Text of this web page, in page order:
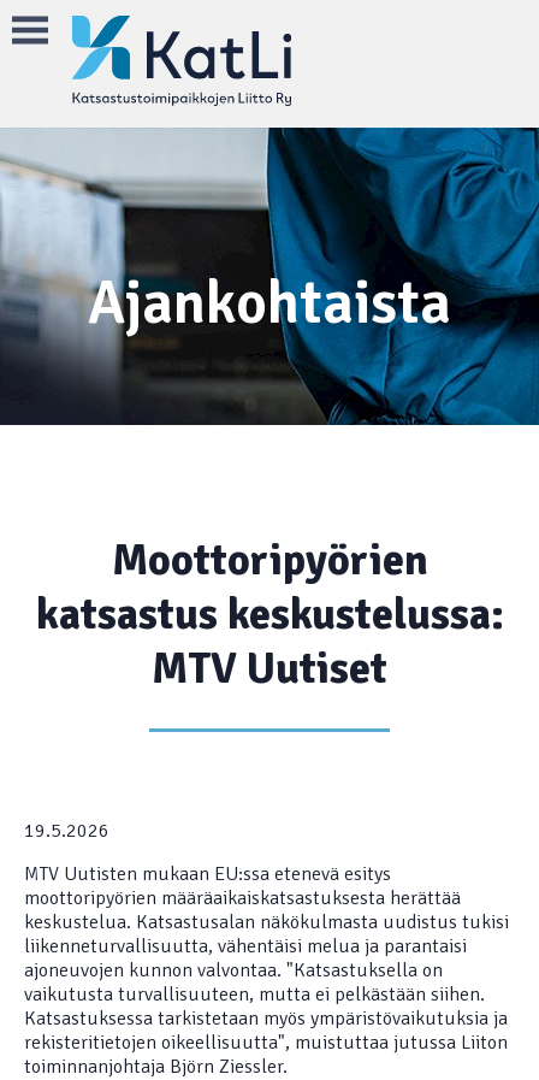
Ajankohtaista
Moottoripyörien
katsastus keskustelussa:
MTV Uutiset
19.5.2026
MTV Uutisten mukaan EU:ssa etenevä esitys
moottoripyörien määräaikaiskatsastuksesta herättää
keskustelua. Katsastusalan näkökulmasta uudistus tukisi
liikenneturvallisuutta, vähentäisi melua ja parantaisi
ajoneuvojen kunnon valvontaa. "Katsastuksella on
vaikutusta turvallisuuteen, mutta ei pelkästään siihen.
Katsastuksessa tarkistetaan myös ympäristövaikutuksia ja
rekisteritietojen oikeellisuutta", muistuttaa jutussa Liiton
toiminnanjohtaja Björn Ziessler.